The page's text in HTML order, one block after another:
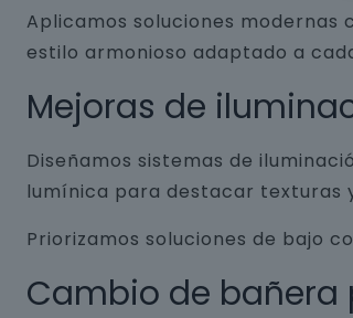
Aplicamos soluciones
estilo armonioso adaptado a
Mejoras de
Diseñamos sistemas de
lumínica para destacar texturas
Priorizamos soluciones de bajo
Cambio de